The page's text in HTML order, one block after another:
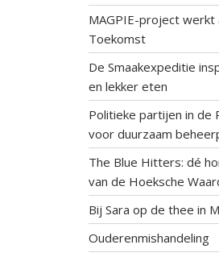
MAGPIE-project werkt
Toekomst
De Smaakexpeditie
en lekker eten
Politieke partijen in de
voor duurzaam
The Blue Hitters: dé
van de Hoeksche
Bij Sara op de thee in
Ouderenmishandeling